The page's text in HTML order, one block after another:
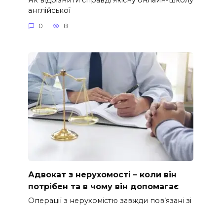
англійської
0 8
Адвокат з нерухомості – коли він
потрібен та в чому він допомагає
Операції з нерухомістю завжди пов’язані зі